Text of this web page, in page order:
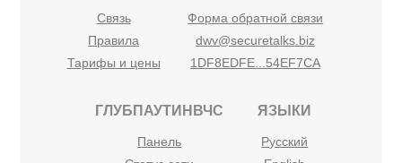
Связь
Правила
Тарифы и цены
Форма обратной связи
dwv@securetalks.biz
1DF8EDFE...54EF7CA
ГЛУБПАУТИНВЧС
Панель
ЯЗЫКИ
Русский